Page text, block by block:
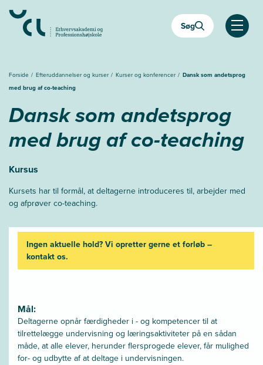
hovedindhold
Søg
Åben
Forside Efteruddannelser og kurser Kurser og konferencer
Dansk som andetsprog
med brug af co-teaching
Dansk som andetsprog
med brug af co-teaching
Kursus
Kursets har til formål, at deltagerne introduceres til, arbejder med
og afprøver co-teaching.
Ingen aktuelle hold? Vi opretter gerne et forløb –
kontakt os.
Mål:
Deltagerne opnår færdigheder i - og kompetencer til at
tilrettelægge undervisning og læringsaktiviteter på en sådan
måde, at alle elever, herunder flersprogede elever, får mulighed
for- og udbytte af at deltage i undervisningen.